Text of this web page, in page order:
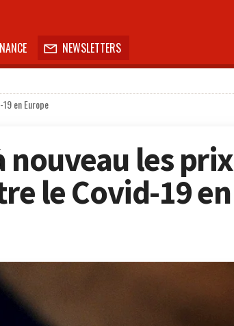
 NEWSLETTERS
en Europe
nouveau les prix
le Covid-19 en